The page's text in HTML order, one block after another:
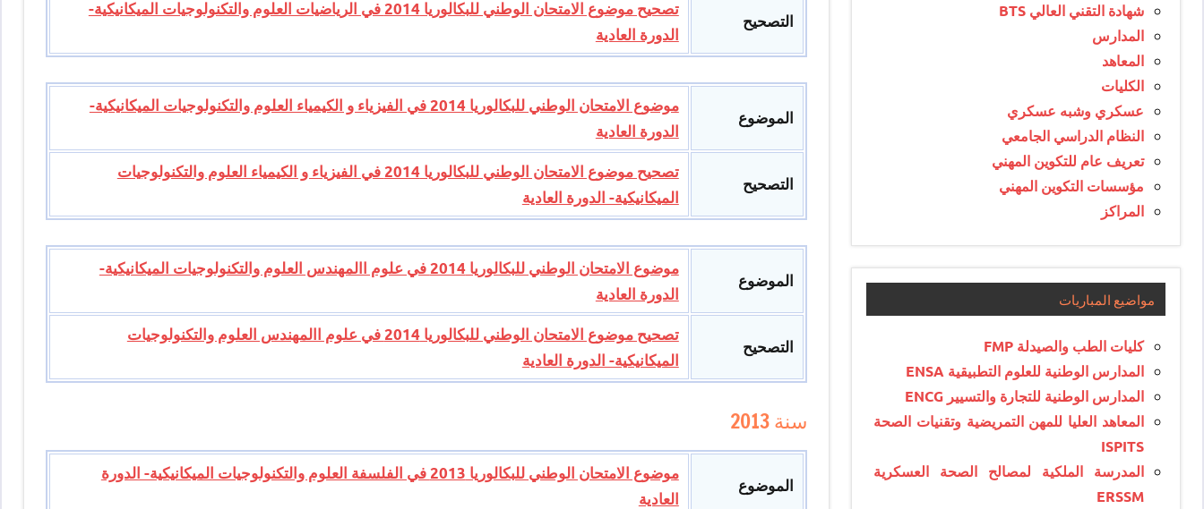
التصحيح
تصحيح موضوع الامتحان الوطني للبكالوريا 2014 في الرياضيات العلوم والتكنولوجيات الميكانيكية-
الدورة العادية
الموضوع
موضوع الامتحان الوطني للبكالوريا 2014 في الفيزياء و الكيمياء العلوم والتكنولوجيات الميكانيكية-
الدورة العادية
التصحيح
تصحيح موضوع الامتحان الوطني للبكالوريا 2014 في الفيزياء و الكيمياء العلوم والتكنولوجيات
الميكانيكية- الدورة العادية
الموضوع
موضوع الامتحان الوطني للبكالوريا 2014 في علوم االمهندس العلوم والتكنولوجيات الميكانيكية-
الدورة العادية
التصحيح
تصحيح موضوع الامتحان الوطني للبكالوريا 2014 في علوم االمهندس العلوم والتكنولوجيات
الميكانيكية- الدورة العادية
سنة 2013
الموضوع
موضوع الامتحان الوطني للبكالوريا 2013 في الفلسفة العلوم والتكنولوجيات الميكانيكية- الدورة
العادية
شهادة التقني العالي BTS
المدارس
المعاهد
الكليات
عسكري وشبه عسكري
النظام الدراسي الجامعي
تعريف عام للتكوين المهني
مؤسسات التكوين المهني
المراكز
مواضيع المباريات
كليات الطب والصيدلة FMP
المدارس الوطنية للعلوم التطبيقية ENSA
المدارس الوطنية للتجارة والتسيير ENCG
المعاهد العليا للمهن التمريضية وتقنيات الصحة
ISPITS
المدرسة الملكية لمصالح الصحة العسكرية
ERSSM